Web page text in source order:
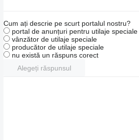
Cum ați descrie pe scurt portalul nostru?
portal de anunțuri pentru utilaje speciale
vânzător de utilaje speciale
producător de utilaje speciale
nu există un răspuns corect
Alegeți răspunsul